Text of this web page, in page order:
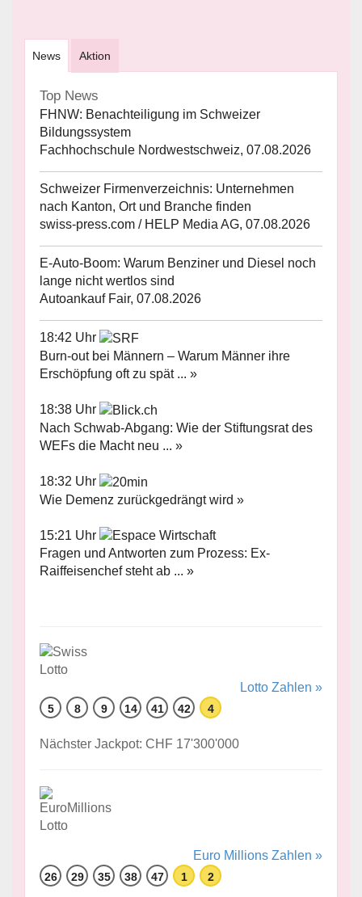
News Aktion
Top News
FHNW: Benachteiligung im Schweizer
Bildungssystem
Fachhochschule Nordwestschweiz, 07.08.2026
Schweizer Firmenverzeichnis: Unternehmen
nach Kanton, Ort und Branche finden
swiss-press.com / HELP Media AG, 07.08.2026
E-Auto-Boom: Warum Benziner und Diesel noch
lange nicht wertlos sind
Autoankauf Fair, 07.08.2026
18:42 Uhr
Burn-out bei Männern – Warum Männer ihre
Erschöpfung oft zu spät ... »
18:38 Uhr
Nach Schwab-Abgang: Wie der Stiftungsrat des
WEFs die Macht neu ... »
18:32 Uhr
Wie Demenz zurückgedrängt wird »
15:21 Uhr
Fragen und Antworten zum Prozess: Ex-
Raiffeisenchef steht ab ... »
Lotto Zahlen »
5 8 9 14 41 42 4
Nächster Jackpot: CHF 17'300'000
Euro Millions Zahlen »
26 29 35 38 47 1 2